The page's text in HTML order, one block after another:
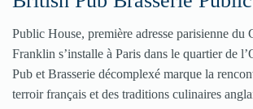
Public House, première adresse parisienne du
Franklin s’installe à Paris dans le quartier de
Pub et Brasserie décomplexé marque la
terroir français et des traditions culinaires